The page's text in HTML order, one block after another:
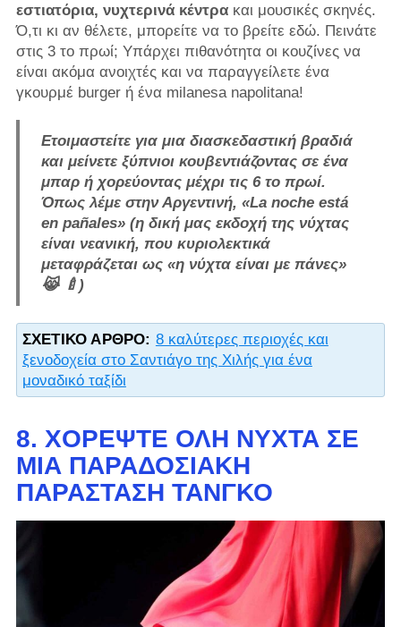
εστιατόρια, νυχτερινά κέντρακαι μουσικές σκηνές.
Ό,τι κι αν θέλετε, μπορείτε να το βρείτε εδώ. Πεινάτε
στις 3 το πρωί; Υπάρχει πιθανότητα οι κουζίνες να
είναι ακόμα ανοιχτές και να παραγγείλετε ένα
γκουρμέ burger ή ένα milanesa napolitana!
Ετοιμαστείτε για μια διασκεδαστική βραδιά
και μείνετε ξύπνιοι κουβεντιάζοντας σε ένα
μπαρ ή χορεύοντας μέχρι τις 6 το πρωί.
Όπως λέμε στην Αργεντινή, «La noche está
en pañales» (η δική μας εκδοχή της νύχτας
είναι νεανική, που κυριολεκτικά
μεταφράζεται ως «η νύχτα είναι με πάνες»
😹 🍼)
ΣΧΕΤΙΚΌ ΆΡΘΡΟ: 8 καλύτερες περιοχές και
ξενοδοχεία στο Σαντιάγο της Χιλής για ένα
μοναδικό ταξίδι
8. ΧΟΡΈΨΤΕ ΌΛΗ ΝΎΧΤΑ ΣΕ
ΜΙΑ ΠΑΡΑΔΟΣΙΑΚΉ
ΠΑΡΆΣΤΑΣΗ ΤΆΝΓΚΟ